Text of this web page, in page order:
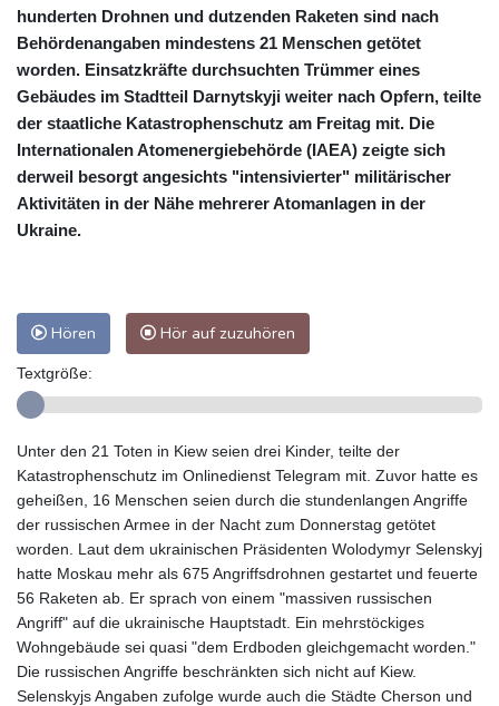
hunderten Drohnen und dutzenden Raketen sind nach
Behördenangaben mindestens 21 Menschen getötet
worden. Einsatzkräfte durchsuchten Trümmer eines
Gebäudes im Stadtteil Darnytskyji weiter nach Opfern, teilte
der staatliche Katastrophenschutz am Freitag mit. Die
Internationalen Atomenergiebehörde (IAEA) zeigte sich
derweil besorgt angesichts "intensivierter" militärischer
Aktivitäten in der Nähe mehrerer Atomanlagen in der
Ukraine.
Hören Hör auf zuzuhören
Textgröße:
Unter den 21 Toten in Kiew seien drei Kinder, teilte der
Katastrophenschutz im Onlinedienst Telegram mit. Zuvor hatte es
geheißen, 16 Menschen seien durch die stundenlangen Angriffe
der russischen Armee in der Nacht zum Donnerstag getötet
worden. Laut dem ukrainischen Präsidenten Wolodymyr Selenskyj
hatte Moskau mehr als 675 Angriffsdrohnen gestartet und feuerte
56 Raketen ab. Er sprach von einem "massiven russischen
Angriff" auf die ukrainische Hauptstadt. Ein mehrstöckiges
Wohngebäude sei quasi "dem Erdboden gleichgemacht worden."
Die russischen Angriffe beschränkten sich nicht auf Kiew.
Selenskyjs Angaben zufolge wurde auch die Städte Cherson und